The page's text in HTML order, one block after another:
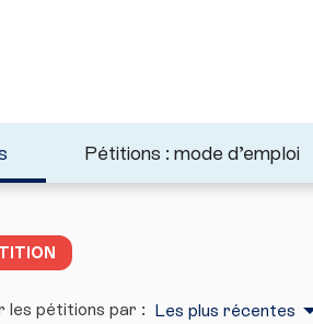
Pétitions : mode d’emploi
les pétitions par : Les plus récentes